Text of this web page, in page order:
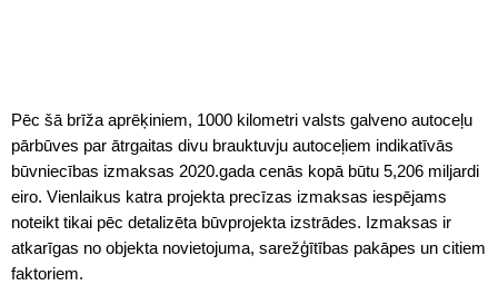
Pēc šā brīža aprēķiniem, 1000 kilometri valsts galveno autoceļu
pārbūves par ātrgaitas divu brauktuvju autoceļiem indikatīvās
būvniecības izmaksas 2020.gada cenās kopā būtu 5,206 miljardi
eiro. Vienlaikus katra projekta precīzas izmaksas iespējams
noteikt tikai pēc detalizēta būvprojekta izstrādes. Izmaksas ir
atkarīgas no objekta novietojuma, sarežģītības pakāpes un citiem
faktoriem.